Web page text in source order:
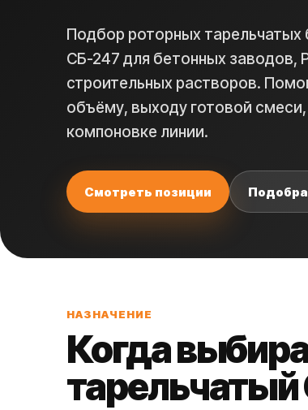
Подбор роторных
СБ-247 для бетонных заводов,
строительных растворов.
объёму, выходу готовой
компоновке линии.
Смотреть позиции
НАЗНАЧЕНИЕ
Когда